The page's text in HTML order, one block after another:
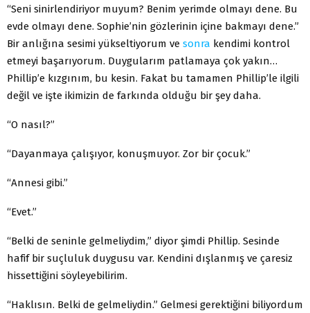
“Seni sinirlendiriyor muyum? Benim yerimde olmayı dene. Bu
evde olmayı dene. Sophie’nin gözlerinin içine bakmayı dene.”
Bir anlığına sesimi yükseltiyorum ve sonra kendimi kontrol
etmeyi başarıyorum. Duygularım patlamaya çok yakın…
Phillip’e kızgınım, bu kesin. Fakat bu tamamen Phillip’le ilgili
değil ve işte ikimizin de farkında olduğu bir şey daha.
“O nasıl?”
“Dayanmaya çalışıyor, konuşmuyor. Zor bir çocuk.”
“Annesi gibi.”
“Evet.”
“Belki de seninle gelmeliydim,” diyor şimdi Phillip. Sesinde
hafif bir suçluluk duygusu var. Kendini dışlanmış ve çaresiz
hissettiğini söyleyebilirim.
“Haklısın. Belki de gelmeliydin.” Gelmesi gerektiğini biliyordum